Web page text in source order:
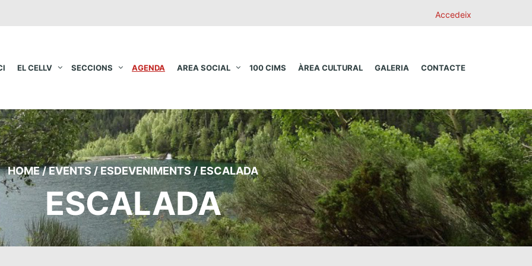
Accedeix
EL CELLV SECCIONS AGENDA AREA SOCIAL 100 CIMS ÀREA CULTURAL GALERIA CONTACTE
HOME/EVENTS/ ESDEVENIMENTS/ESCALADA
ESCALADA